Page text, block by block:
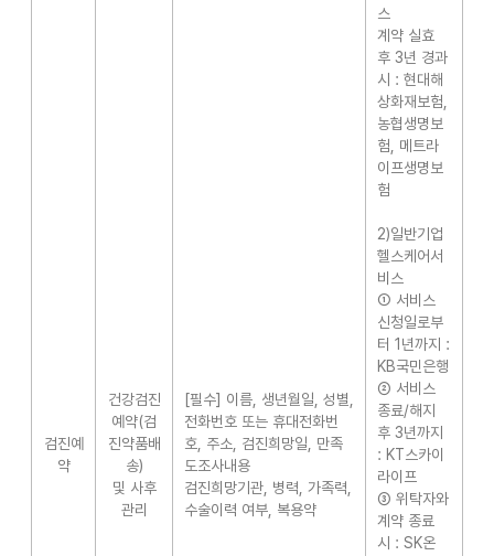
검진예
약
건강검진
예약(검
진약품배
송)
및 사후
관리
[필수] 이름, 생년월일, 성별,
전화번호 또는 휴대전화번
호, 주소, 검진희망일, 만족
도조사내용
검진희망기관, 병력, 가족력,
수술이력 여부, 복용약
스
계약 실효
후 3년 경과
시 : 현대해
상화재보험,
농협생명보
험, 메트라
이프생명보
험
2)일반기업
헬스케어서
비스
① 서비스
신청일로부
터 1년까지 :
KB국민은행
② 서비스
종료/해지
후 3년까지
: KT스카이
라이프
③ 위탁자와
계약 종료
시 : SK온